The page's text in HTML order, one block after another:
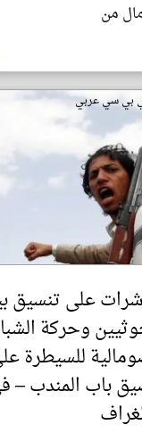
من
بي سي عربي
على تنسيق
وحركة
للسيطرة
باب المندب –